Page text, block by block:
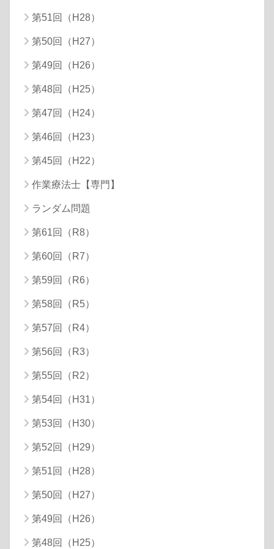
第51回（H28）
第50回（H27）
第49回（H26）
第48回（H25）
第47回（H24）
第46回（H23）
第45回（H22）
作業療法士【専門】
ランダム問題
第61回（R8）
第60回（R7）
第59回（R6）
第58回（R5）
第57回（R4）
第56回（R3）
第55回（R2）
第54回（H31）
第53回（H30）
第52回（H29）
第51回（H28）
第50回（H27）
第49回（H26）
第48回（H25）